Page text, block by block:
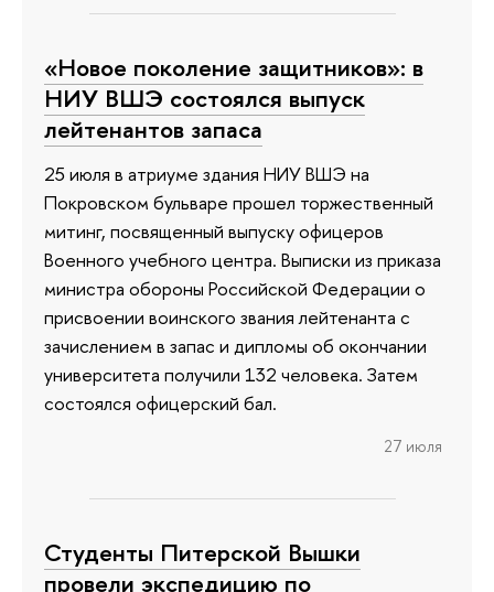
«Новое поколение защитников»: в
НИУ ВШЭ состоялся выпуск
лейтенантов запаса
25 июля в атриуме здания НИУ ВШЭ на
Покровском бульваре прошел торжественный
митинг, посвященный выпуску офицеров
Военного учебного центра. Выписки из приказа
министра обороны Российской Федерации о
присвоении воинского звания лейтенанта с
зачислением в запас и дипломы об окончании
университета получили 132 человека. Затем
состоялся офицерский бал.
27 июля
Студенты Питерской Вышки
провели экспедицию по